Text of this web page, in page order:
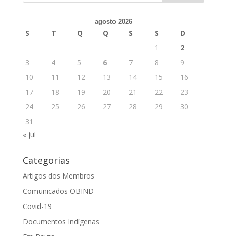
agosto 2026
S T Q Q S S
D
1
2
3
4 5 6 7 8
9
10
11 12 13 14 15
16
17
18 19 20 21 22
23
24
25 26 27 28 29
30
31
« jul
Categorias
Artigos dos Membros
Comunicados OBIND
Covid-19
Documentos Indígenas